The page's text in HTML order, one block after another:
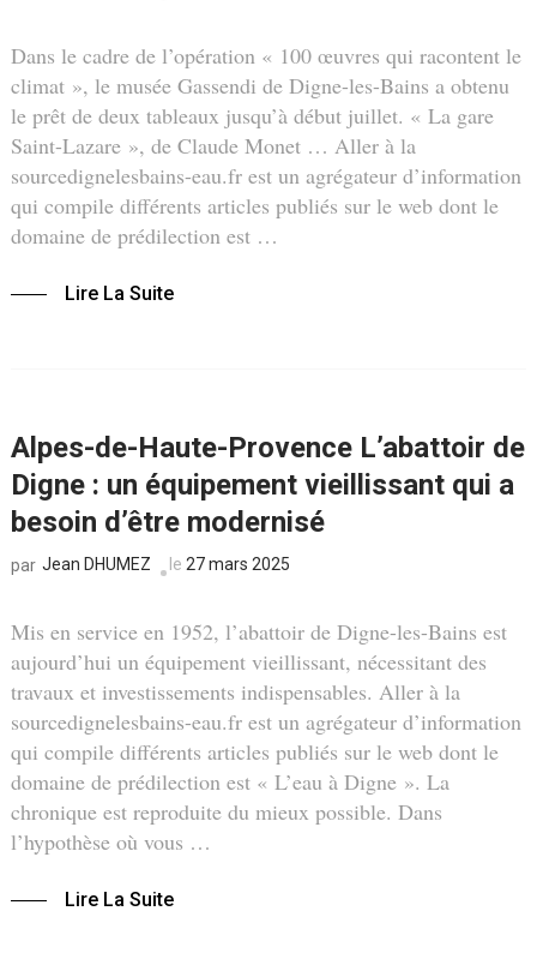
Dans le cadre de l’opération « 100 œuvres qui racontent le
climat », le musée Gassendi de Digne-les-Bains a obtenu
le prêt de deux tableaux jusqu’à début juillet. « La gare
Saint-Lazare », de Claude Monet … Aller à la
sourcedignelesbains-eau.fr est un agrégateur d’information
qui compile différents articles publiés sur le web dont le
domaine de prédilection est …
Lire La Suite
Alpes-de-Haute-Provence L’abattoir de
Digne : un équipement vieillissant qui a
besoin d’être modernisé
par Jean DHUMEZ le 27 mars 2025
Mis en service en 1952, l’abattoir de Digne-les-Bains est
aujourd’hui un équipement vieillissant, nécessitant des
travaux et investissements indispensables. Aller à la
sourcedignelesbains-eau.fr est un agrégateur d’information
qui compile différents articles publiés sur le web dont le
domaine de prédilection est « L’eau à Digne ». La
chronique est reproduite du mieux possible. Dans
l’hypothèse où vous …
Lire La Suite